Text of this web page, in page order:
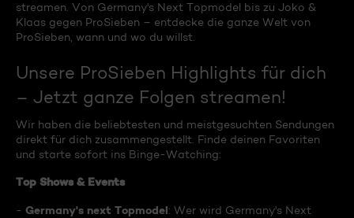
streamen. Von Germany's Next Topmodel bis zu Joko &
Klaas gegen ProSieben – entdecke die ganze Welt von
ProSieben, wann und wo du willst.
Unsere ProSieben Highlights für dich
– Jetzt ganze Folgen streamen!
Wir haben die beliebtesten und meistgesuchten Sendungen
direkt für dich zusammengestellt. Finde deinen Favoriten
und starte sofort ins Binge-Watching:
Top Shows & Events
- Germany's next Topmodel: Wer wird Germany's Next